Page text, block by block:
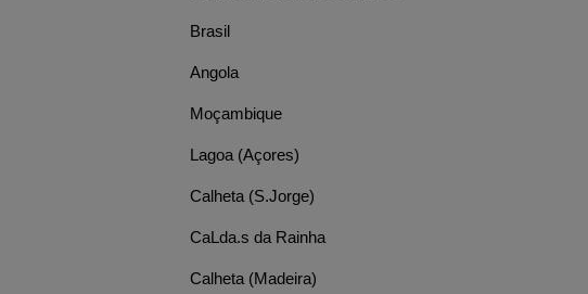
Brasil
Angola
Moçambique
Lagoa (Açores)
Calheta (S.Jorge)
CaLda.s da Rainha
Calheta (Madeira)